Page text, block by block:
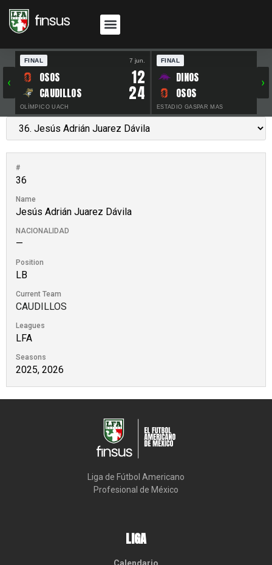
‹
FINAL 7 jun.
OSOS 12
CAUDILLOS 24
OLÍMPICO UACH
FINAL
DINOS
OSOS
ESTADIO GASPAR MAS
›
#
36
Name
Jesús Adrián Juarez Dávila
NACIONALIDAD
—
Position
LB
Current Team
CAUDILLOS
Leagues
LFA
Seasons
2025, 2026
Liga de Fútbol Americano
Profesional de México
LIGA